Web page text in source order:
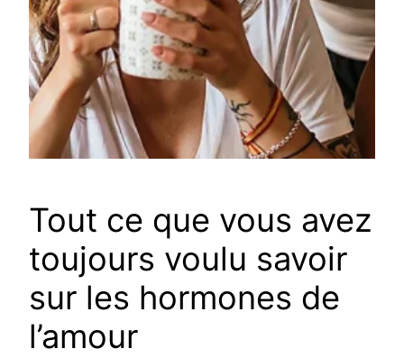
Tout ce que vous avez
toujours voulu savoir
sur les hormones de
l’amour